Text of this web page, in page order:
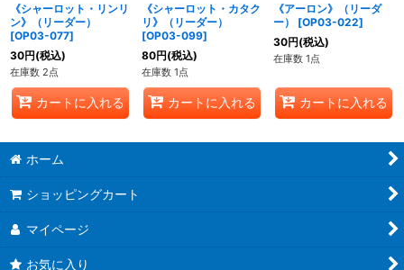
《シャーロット・リンリ
ン》（リーダー）
[OP03-077]
30円(税込)
在庫数 2点
カートに入れる
《シャーロット・カタク
リ》（リーダー）
[OP03-099]
80円(税込)
在庫数 1点
カートに入れる
《アーロン》（リーダ
ー）
[OP03-022]
30円(税込)
在庫数 1点
カートに入れる
ホーム
ショッピングカート
マイページ
お気に入り